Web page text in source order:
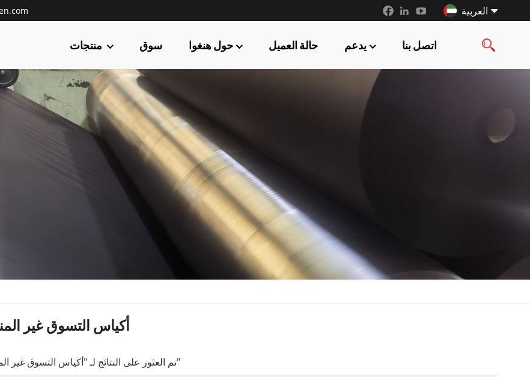
العربية
سوق حول هنغوا حالة العميل يدعم اتصل بنا
أكياس التسوق غير
3 تم العثور على النتائج لـ "أكياس التسوق غير المنسوجة"